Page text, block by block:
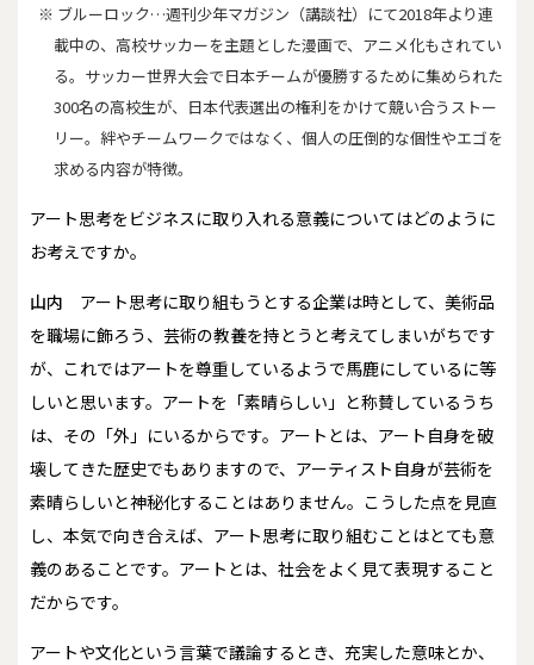
※ ブルーロック…週刊少年マガジン（講談社）にて2018年より連
載中の、高校サッカーを主題とした漫画で、アニメ化もされてい
る。サッカー世界大会で日本チームが優勝するために集められた
300名の高校生が、日本代表選出の権利をかけて競い合うストー
リー。絆やチームワークではなく、個人の圧倒的な個性やエゴを
求める内容が特徴。
――アート思考をビジネスに取り入れる意義についてはどのように
お考えですか。
山内
アート思考に取り組もうとする企業は時として、美術品
を職場に飾ろう、芸術の教養を持とうと考えてしまいがちです
が、これではアートを尊重しているようで馬鹿にしているに等
しいと思います。アートを「素晴らしい」と称賛しているうち
は、その「外」にいるからです。アートとは、アート自身を破
壊してきた歴史でもありますので、アーティスト自身が芸術を
素晴らしいと神秘化することはありません。こうした点を見直
し、本気で向き合えば、アート思考に取り組むことはとても意
義のあることです。アートとは、社会をよく見て表現すること
だからです。
アートや文化という言葉で議論するとき、充実した意味とか、